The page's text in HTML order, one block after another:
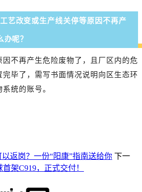
艺改变或生产线关停等原因不再产
呢？
不再产生危险废物了，且厂区内的危
完毕了，需写书面情况说明向区生态环
统的账号。
以返岗？一份“阳康”指南送给你 下一
架C919，正式交付！